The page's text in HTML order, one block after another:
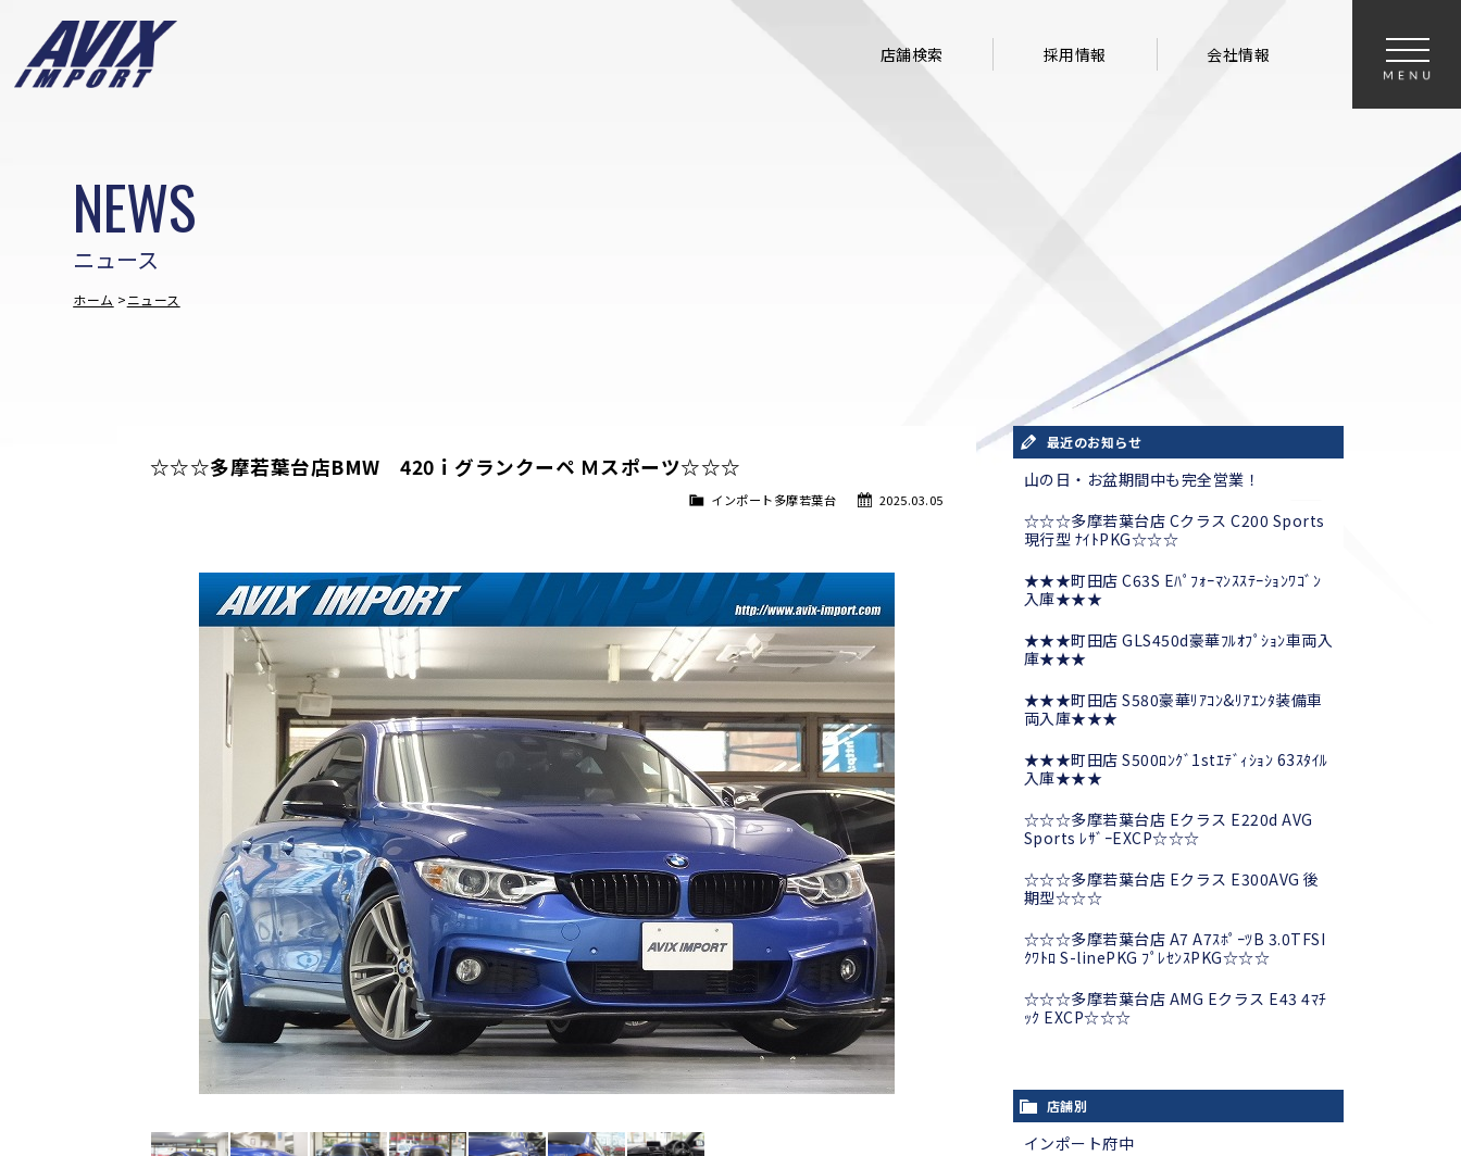
店舗検索 採用情報 会社情報
ニュース
NEWS
ホーム ニュース
☆☆☆多摩若葉台店BMW 420ｉグランクーペ Ｍスポーツ☆☆☆
2025.03.05
インポート多摩若葉台
最近のお知らせ
山の日・お盆期間中も完全営業！
☆☆☆多摩若葉台店 Cクラス C200 Sports
現行型 ﾅｲﾄPKG☆☆☆
★★★町田店 C63S Eﾊﾟﾌｫｰﾏﾝｽｽﾃｰｼｮﾝﾜｺﾞﾝ
入庫★★★
★★★町田店 GLS450d豪華ﾌﾙｵﾌﾟｼｮﾝ車両入
庫★★★
★★★町田店 S580豪華ﾘｱｺﾝ&ﾘｱｴﾝﾀ装備車
両入庫★★★
★★★町田店 S500ﾛﾝｸﾞ1stｴﾃﾞｨｼｮﾝ 63ｽﾀｲﾙ
入庫★★★
☆☆☆多摩若葉台店 Eクラス E220d AVG
Sports ﾚｻﾞｰEXCP☆☆☆
☆☆☆多摩若葉台店 Eクラス E300AVG 後
期型☆☆☆
☆☆☆多摩若葉台店 A7 A7ｽﾎﾟｰﾂB 3.0TFSI
ｸﾜﾄﾛ S-linePKG ﾌﾟﾚｾﾝｽPKG☆☆☆
☆☆☆多摩若葉台店 AMG Eクラス E43 4ﾏﾁ
ｯｸ EXCP☆☆☆
店舗別
インポート府中